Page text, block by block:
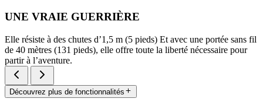
UNE VRAIE GUERRIÈRE
Elle résiste à des chutes d’1,5 m (5 pieds) Et avec une portée sans fil
de 40 mètres (131 pieds), elle offre toute la liberté nécessaire pour
partir à l’aventure.
Découvrez plus de fonctionnalités